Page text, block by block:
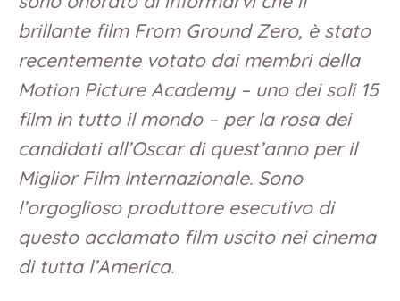
brillante film From Ground Zero, è stato
recentemente votato dai membri della
Motion Picture Academy – uno dei soli 15
film in tutto il mondo – per la rosa dei
candidati all’Oscar di quest’anno per il
Miglior Film Internazionale. Sono
l’orgoglioso produttore esecutivo di
questo acclamato film uscito nei cinema
di tutta l’America.